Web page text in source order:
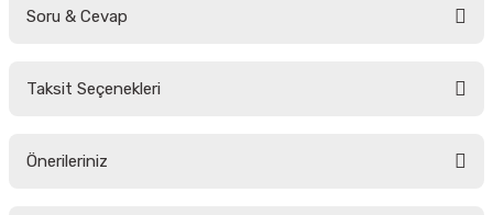
Soru & Cevap
Taksit Seçenekleri
Önerileriniz